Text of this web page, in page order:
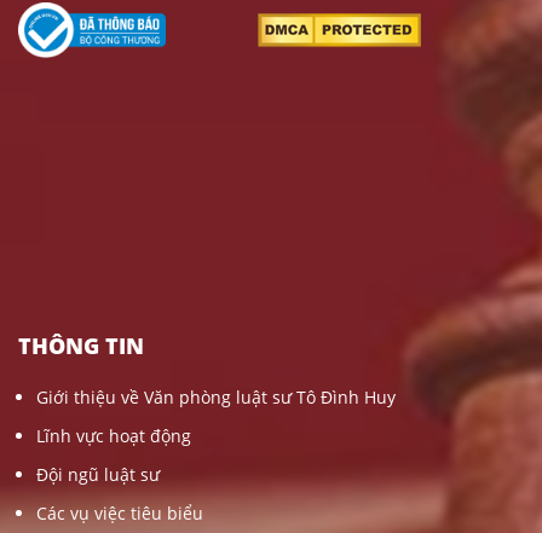
THÔNG TIN
Giới thiệu về Văn phòng luật sư Tô Đình Huy
Lĩnh vực hoạt động
Đội ngũ luật sư
Các vụ việc tiêu biểu